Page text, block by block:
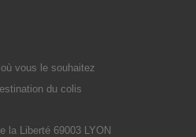
vous le souhaitez
du colis
la Liberté 69003 LYON